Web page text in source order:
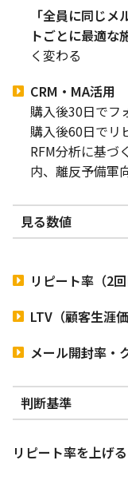
「全員に同じ
トごとに最適な
く変わる
CRM・MA活用
購入後30日でフ
購入後60日でリ
RFM分析に基づ
内、離反予備軍
見る数値
リピート率（2
LTV（顧客生涯価
メール開封率・
判断基準
リピート率を上げ